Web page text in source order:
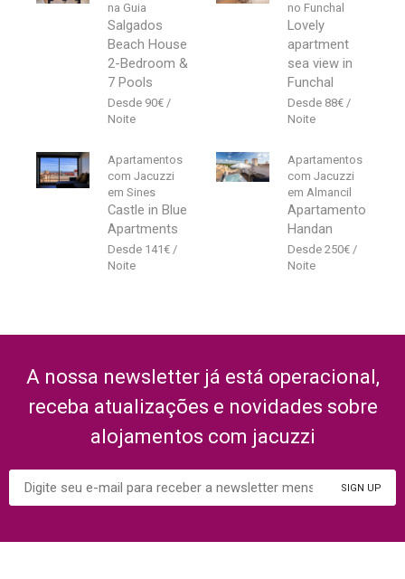
na Guia
Salgados
Beach House
2-Bedroom &
7 Pools
90€
no Funchal
Lovely
apartment
sea view in
Funchal
88€
Apartamentos
com Jacuzzi
em Sines
Castle in Blue
Apartments
141€
Apartamentos
com Jacuzzi
em Almancil
Apartamento
Handan
250€
A nossa newsletter já está operacional,
receba atualizações e novidades sobre
alojamentos com jacuzzi